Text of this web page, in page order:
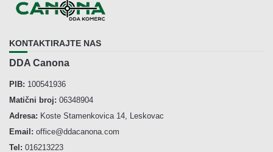
KONTAKTIRAJTE NAS
DDA Canona
PIB: 100541936
Matični broj: 06348904
Adresa: Koste Stamenkovica 14, Leskovac
Email: office@ddacanona.com
Tel: 016213223